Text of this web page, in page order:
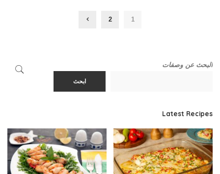
1
2
البحث عن وصفات
ابحث
Latest Recipes